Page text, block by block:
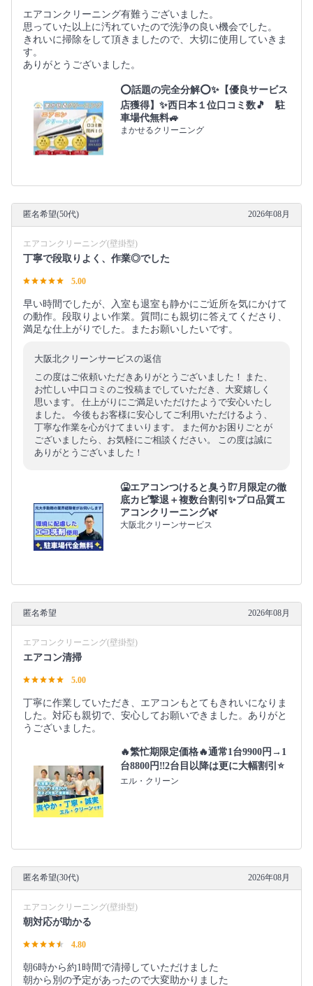
エアコンクリーニング有難うございました。
思っていた以上に汚れていたので洗浄の良い機会でした。
きれいに掃除をして頂きましたので、大切に使用していきま
す。
ありがとうございました。
⭕話題の完全分解⭕✨【優良サービス
店獲得】✨西日本１位口コミ数🎵 駐
車場代無料🚙
まかせるクリーニング
匿名希望(50代) 2026年08月
エアコンクリーニング(壁掛型)
丁寧で段取りよく、作業◎でした
5.00
早い時間でしたが、入室も退室も静かにご近所を気にかけて
の動作。段取りよい作業。質問にも親切に答えてくださり、
満足な仕上がりでした。またお願いしたいです。
大阪北クリーンサービスの返信
この度はご依頼いただきありがとうございました！ また、
お忙しい中口コミのご投稿までしていただき、大変嬉しく
思います。 仕上がりにご満足いただけたようで安心いたし
ました。 今後もお客様に安心してご利用いただけるよう、
丁寧な作業を心がけてまいります。 また何かお困りごとが
ございましたら、お気軽にご相談ください。 この度は誠に
ありがとうございました！
🤮エアコンつけると臭う⁉️7月限定の徹
底カビ撃退＋複数台割引✨プロ品質エ
アコンクリーニング🌿
大阪北クリーンサービス
匿名希望 2026年08月
エアコンクリーニング(壁掛型)
エアコン清掃
5.00
丁寧に作業していただき、エアコンもとてもきれいになりま
した。対応も親切で、安心してお願いできました。ありがと
うございました。
🔥繁忙期限定価格🔥通常1台9900円→1
台8800円‼️2台目以降は更に大幅割引⭐️
エル・クリーン
匿名希望(30代) 2026年08月
エアコンクリーニング(壁掛型)
朝対応が助かる
4.80
朝6時から約1時間で清掃していただけました
朝から別の予定があったので大変助かりました